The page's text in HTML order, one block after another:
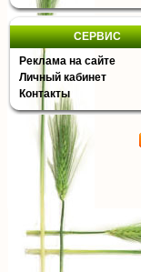
СЕРВИС
Реклама на сайте
Личный кабинет
Контакты